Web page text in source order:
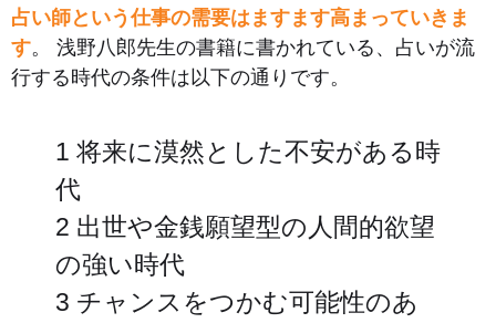
占い師という仕事の需要はますます高まっていきま
す。 浅野八郎先生の書籍に書かれている、占いが流
行する時代の条件は以下の通りです。
1 将来に漠然とした不安がある時
代
2 出世や金銭願望型の人間的欲望
の強い時代
3 チャンスをつかむ可能性のあ